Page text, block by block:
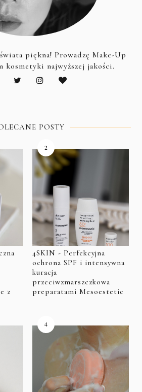
piękna! Prowadzę Make-Up
kosmetyki najwyższej jakości.
POSTY
z
4SKIN - Perfekcyjna
ochrona SPF i intensywna
kuracja
przeciwzmarszczkowa
preparatami Mesoestetic